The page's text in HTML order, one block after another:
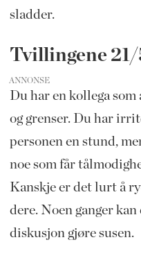
sladder.
Tvillingene
ANNONSE
Du har en kollega
og grenser. Du har
personen en stund,
noe som får
Kanskje er det lurt å
dere. Noen ganger
diskusjon gjøre susen.